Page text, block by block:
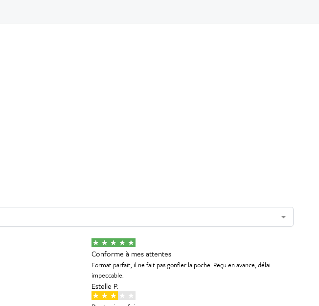
Conforme à mes attentes
Format parfait, il ne fait pas gonfler la poche. Reçu en avance, délai
impeccable.
Estelle P.